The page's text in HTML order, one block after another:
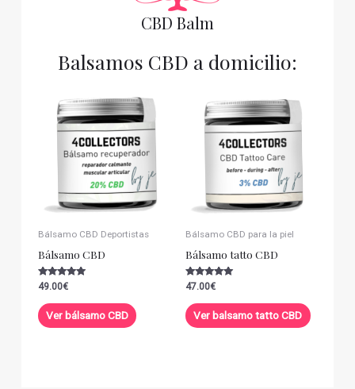
CBD Balm
Balsamos CBD a domicilio:
Bálsamo CBD Deportistas
Bálsamo CBD
Valorado con
de 5
49.00€
Ver bálsamo CBD
Bálsamo CBD para la piel
Bálsamo tatto CBD
Valorado con
de 5
47.00€
Ver balsamo tatto CBD